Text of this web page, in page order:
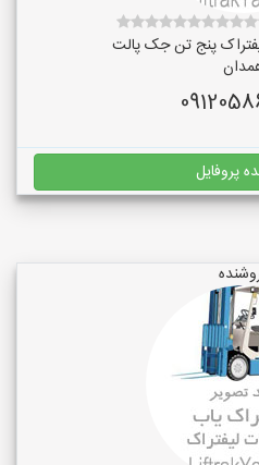
پنج تن جک پالت
پروفایل